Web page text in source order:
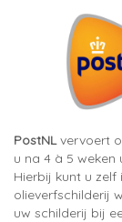
PostNLvervoert
u na 4 à 5
Hierbij kunt u
olieverfschilderij
uw schilderij bij